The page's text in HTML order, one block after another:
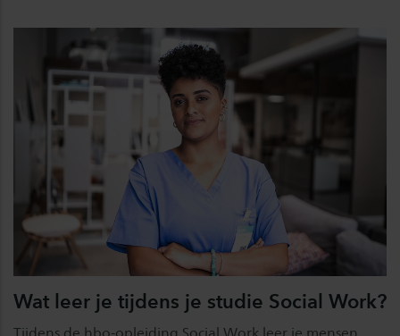
Wat leer je tijdens je studie Social Work?